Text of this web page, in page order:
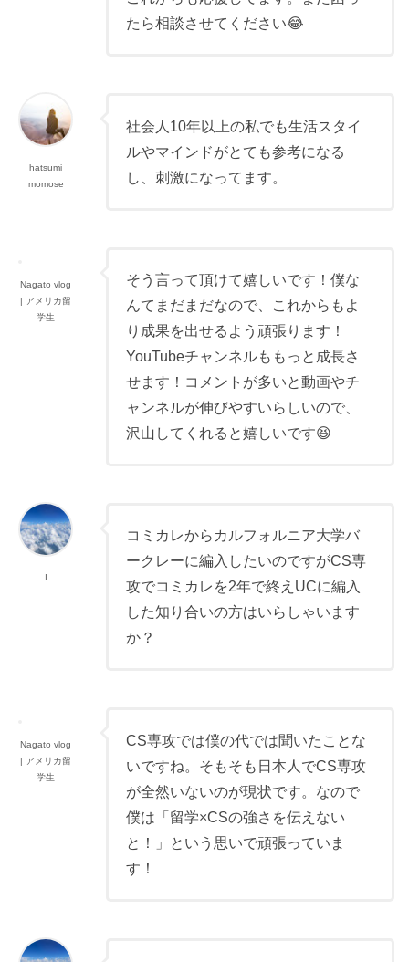
たら相談させてください😂
hatsumi
momose
社会人10年以上の私でも生活スタイ
ルやマインドがとても参考になる
し、刺激になってます。
Nagato vlog
| アメリカ留
学生
そう言って頂けて嬉しいです！僕な
んてまだまだなので、これからもよ
り成果を出せるよう頑張ります！
YouTubeチャンネルももっと成長さ
せます！コメントが多いと動画やチ
ャンネルが伸びやすいらしいので、
沢山してくれると嬉しいです😆
I
コミカレからカルフォルニア大学バ
ークレーに編入したいのですがCS専
攻でコミカレを2年で終えUCに編入
した知り合いの方はいらしゃいます
か？
Nagato vlog
| アメリカ留
学生
CS専攻では僕の代では聞いたことな
いですね。そもそも日本人でCS専攻
が全然いないのが現状です。なので
僕は「留学×CSの強さを伝えない
と！」という思いで頑張っていま
す！